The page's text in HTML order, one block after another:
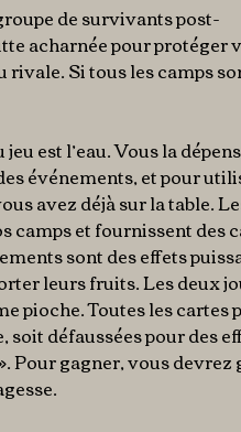
de survivants post-
acharnée pour protéger
rivale. Si tous les camps
est l’eau. Vous la
événements, et pour
avez déjà sur la table.
camps et fournissent des
sont des effets
leurs fruits. Les deux
pioche. Toutes les cartes
soit défaussées pour des
Pour gagner, vous devrez